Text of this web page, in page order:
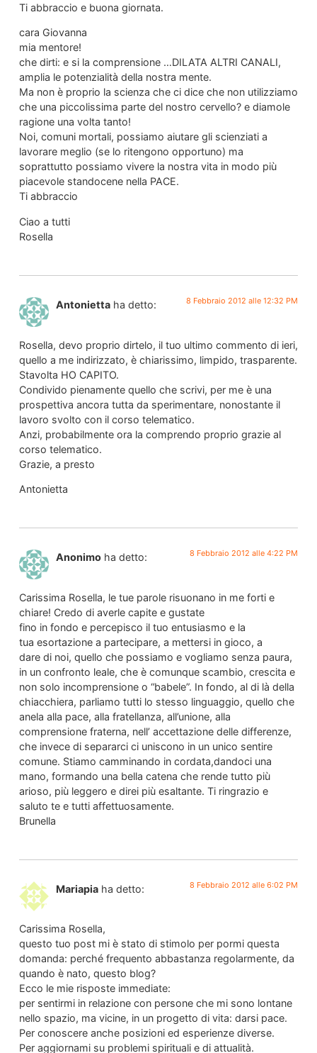
Ti abbraccio e buona giornata.
cara Giovanna
mia mentore!
che dirti: e si la comprensione …DILATA ALTRI CANALI,
amplia le potenzialità della nostra mente.
Ma non è proprio la scienza che ci dice che non utilizziamo
che una piccolissima parte del nostro cervello? e diamole
ragione una volta tanto!
Noi, comuni mortali, possiamo aiutare gli scienziati a
lavorare meglio (se lo ritengono opportuno) ma
soprattutto possiamo vivere la nostra vita in modo più
piacevole standocene nella PACE.
Ti abbraccio
Ciao a tutti
Rosella
Antonietta ha detto: 8 Febbraio 2012 alle 12:32 PM
Rosella, devo proprio dirtelo, il tuo ultimo commento di ieri,
quello a me indirizzato, è chiarissimo, limpido, trasparente.
Stavolta HO CAPITO.
Condivido pienamente quello che scrivi, per me è una
prospettiva ancora tutta da sperimentare, nonostante il
lavoro svolto con il corso telematico.
Anzi, probabilmente ora la comprendo proprio grazie al
corso telematico.
Grazie, a presto
Antonietta
Anonimo ha detto: 8 Febbraio 2012 alle 4:22 PM
Carissima Rosella, le tue parole risuonano in me forti e
chiare! Credo di averle capite e gustate
fino in fondo e percepisco il tuo entusiasmo e la
tua esortazione a partecipare, a mettersi in gioco, a
dare di noi, quello che possiamo e vogliamo senza paura,
in un confronto leale, che è comunque scambio, crescita e
non solo incomprensione o “babele”. In fondo, al di là della
chiacchiera, parliamo tutti lo stesso linguaggio, quello che
anela alla pace, alla fratellanza, all’unione, alla
comprensione fraterna, nell’ accettazione delle differenze,
che invece di separarci ci uniscono in un unico sentire
comune. Stiamo camminando in cordata,dandoci una
mano, formando una bella catena che rende tutto più
arioso, più leggero e direi più esaltante. Ti ringrazio e
saluto te e tutti affettuosamente.
Brunella
Mariapia ha detto: 8 Febbraio 2012 alle 6:02 PM
Carissima Rosella,
questo tuo post mi è stato di stimolo per pormi questa
domanda: perché frequento abbastanza regolarmente, da
quando è nato, questo blog?
Ecco le mie risposte immediate:
per sentirmi in relazione con persone che mi sono lontane
nello spazio, ma vicine, in un progetto di vita: darsi pace.
Per conoscere anche posizioni ed esperienze diverse.
Per aggiornami su problemi spirituali e di attualità.